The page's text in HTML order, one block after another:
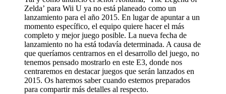
Zelda’ para Wii U ya no está planeado como un
lanzamiento para el año 2015. En lugar de apuntar a un
momento específico, el equipo quiere hacer el más
completo y mejor juego posible. La nueva fecha de
lanzamiento no ha está todavía determinada. A causa de
que queríamos centrarnos en el desarrollo del juego, no
tenemos pensado mostrarlo en este E3, donde nos
centraremos en destacar juegos que serán lanzados en
2015. Os haremos saber cuando estemos preparados
para compartir más detalles al respecto.